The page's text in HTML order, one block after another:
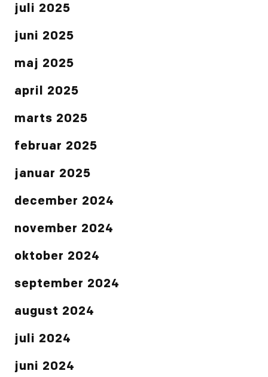
juli 2025
juni 2025
maj 2025
april 2025
marts 2025
februar 2025
januar 2025
december 2024
november 2024
oktober 2024
september 2024
august 2024
juli 2024
juni 2024